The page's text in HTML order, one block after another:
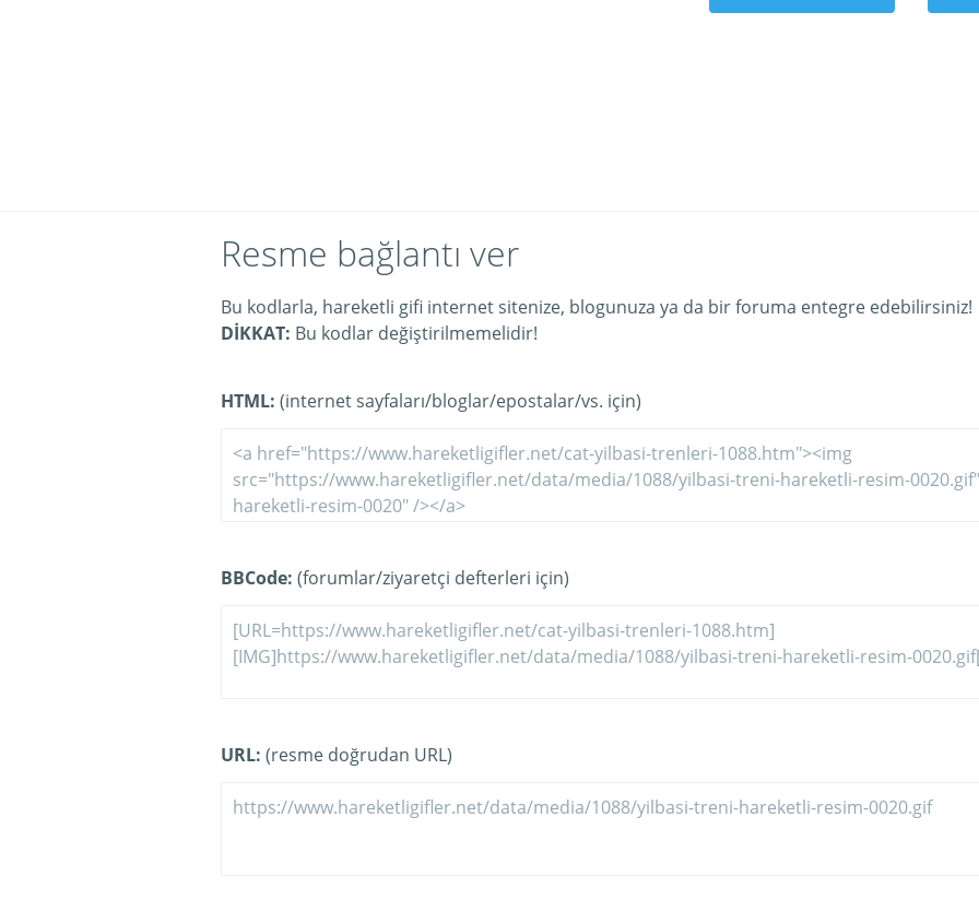
Resme bağlantı ver
Bu kodlarla, hareketli gifi internet sitenize, blogunuza ya da bir foruma entegre edebilirsiniz!
DİKKAT: Bu kodlar değiştirilmemelidir!
HTML: (internet sayfaları/bloglar/epostalar/vs. için)
BBCode: (forumlar/ziyaretçi defterleri için)
URL: (resme doğrudan URL)